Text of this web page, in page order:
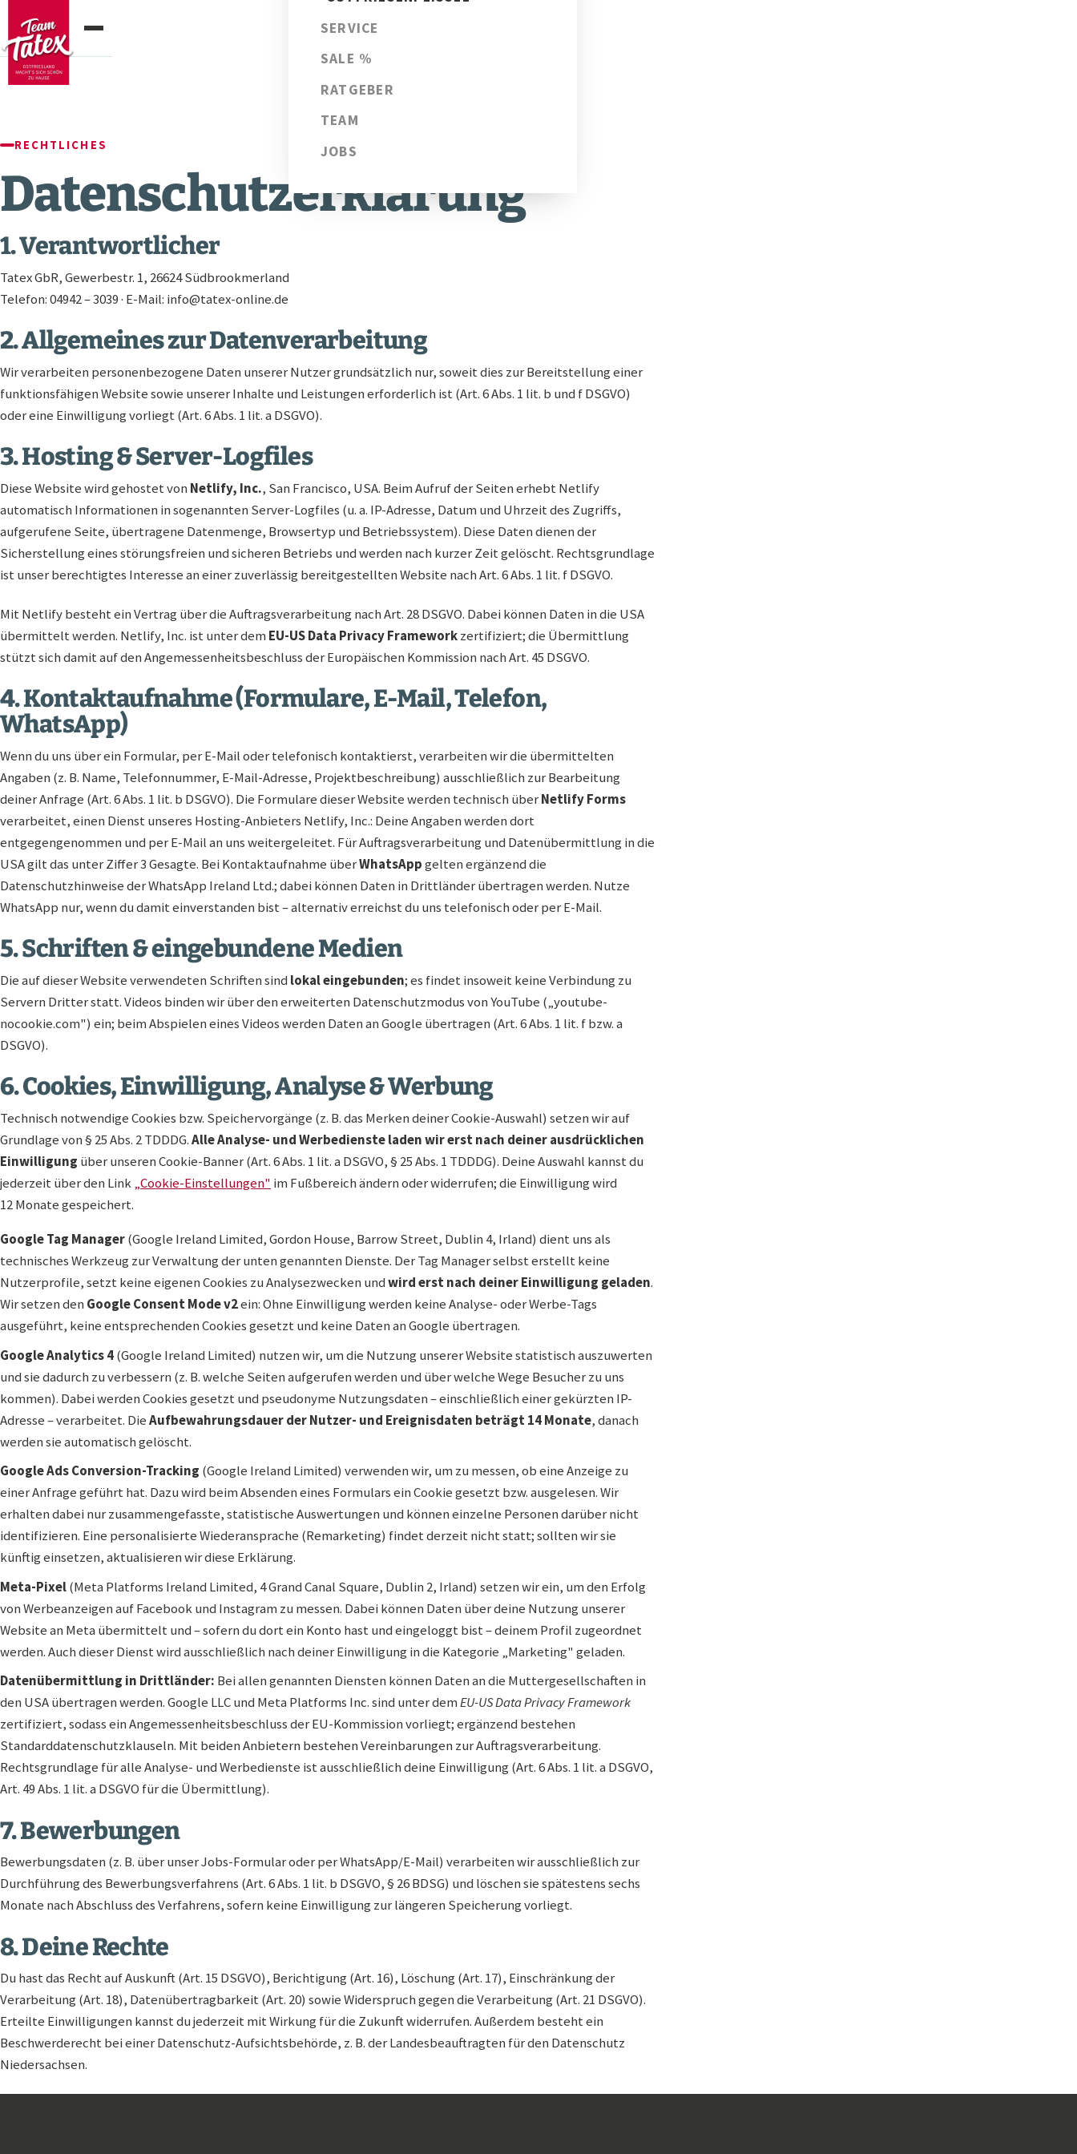
SERVICE
SALE %
RATGEBER
TEAM
JOBS
RECHTLICHES
Datenschutzerklärung
1. Verantwortlicher
Tatex GbR, Gewerbestr. 1, 26624 Südbrookmerland
Telefon: 04942 – 3039 · E-Mail: info@tatex-online.de
2. Allgemeines zur Datenverarbeitung
Wir verarbeiten personenbezogene Daten unserer Nutzer grundsätzlich nur, soweit dies zur Bereitstellung einer
funktionsfähigen Website sowie unserer Inhalte und Leistungen erforderlich ist (Art. 6 Abs. 1 lit. b und f DSGVO)
oder eine Einwilligung vorliegt (Art. 6 Abs. 1 lit. a DSGVO).
3. Hosting & Server-Logfiles
Diese Website wird gehostet von Netlify, Inc., San Francisco, USA. Beim Aufruf der Seiten erhebt Netlify
automatisch Informationen in sogenannten Server-Logfiles (u. a. IP-Adresse, Datum und Uhrzeit des Zugriffs,
aufgerufene Seite, übertragene Datenmenge, Browsertyp und Betriebssystem). Diese Daten dienen der
Sicherstellung eines störungsfreien und sicheren Betriebs und werden nach kurzer Zeit gelöscht. Rechtsgrundlage
ist unser berechtigtes Interesse an einer zuverlässig bereitgestellten Website nach Art. 6 Abs. 1 lit. f DSGVO.
Mit Netlify besteht ein Vertrag über die Auftragsverarbeitung nach Art. 28 DSGVO. Dabei können Daten in die USA
übermittelt werden. Netlify, Inc. ist unter dem EU-US Data Privacy Frameworkzertifiziert; die Übermittlung
stützt sich damit auf den Angemessenheitsbeschluss der Europäischen Kommission nach Art. 45 DSGVO.
4. Kontaktaufnahme (Formulare, E-Mail, Telefon,
WhatsApp)
Wenn du uns über ein Formular, per E-Mail oder telefonisch kontaktierst, verarbeiten wir die übermittelten
Angaben (z. B. Name, Telefonnummer, E-Mail-Adresse, Projektbeschreibung) ausschließlich zur Bearbeitung
deiner Anfrage (Art. 6 Abs. 1 lit. b DSGVO). Die Formulare dieser Website werden technisch überNetlify Forms
verarbeitet, einen Dienst unseres Hosting-Anbieters Netlify, Inc.: Deine Angaben werden dort
entgegengenommen und per E-Mail an uns weitergeleitet. Für Auftragsverarbeitung und Datenübermittlung in die
USA gilt das unter Ziffer 3 Gesagte. Bei Kontaktaufnahme überWhatsAppgelten ergänzend die
Datenschutzhinweise der WhatsApp Ireland Ltd.; dabei können Daten in Drittländer übertragen werden. Nutze
WhatsApp nur, wenn du damit einverstanden bist – alternativ erreichst du uns telefonisch oder per E-Mail.
5. Schriften & eingebundene Medien
Die auf dieser Website verwendeten Schriften sind lokal eingebunden; es findet insoweit keine Verbindung zu
Servern Dritter statt. Videos binden wir über den erweiterten Datenschutzmodus von YouTube („youtube-
nocookie.com") ein; beim Abspielen eines Videos werden Daten an Google übertragen (Art. 6 Abs. 1 lit. f bzw. a
DSGVO).
6. Cookies, Einwilligung, Analyse & Werbung
Technisch notwendige Cookies bzw. Speichervorgänge (z. B. das Merken deiner Cookie-Auswahl) setzen wir auf
Grundlage von § 25 Abs. 2 TDDDG.Alle Analyse- und Werbedienste laden wir erst nach deiner ausdrücklichen
Einwilligung über unseren Cookie-Banner (Art. 6 Abs. 1 lit. a DSGVO, § 25 Abs. 1 TDDDG). Deine Auswahl kannst du
jederzeit über den Link„Cookie-Einstellungen" im Fußbereich ändern oder widerrufen; die Einwilligung wird
12 Monate gespeichert.
Google Tag Manager(Google Ireland Limited, Gordon House, Barrow Street, Dublin 4, Irland) dient uns als
technisches Werkzeug zur Verwaltung der unten genannten Dienste. Der Tag Manager selbst erstellt keine
Nutzerprofile, setzt keine eigenen Cookies zu Analysezwecken undwird erst nach deiner Einwilligung geladen.
Wir setzen den Google Consent Mode v2ein: Ohne Einwilligung werden keine Analyse- oder Werbe-Tags
ausgeführt, keine entsprechenden Cookies gesetzt und keine Daten an Google übertragen.
Google Analytics 4(Google Ireland Limited) nutzen wir, um die Nutzung unserer Website statistisch auszuwerten
und sie dadurch zu verbessern (z. B. welche Seiten aufgerufen werden und über welche Wege Besucher zu uns
kommen). Dabei werden Cookies gesetzt und pseudonyme Nutzungsdaten – einschließlich einer gekürzten IP-
Adresse – verarbeitet. DieAufbewahrungsdauer der Nutzer- und Ereignisdaten beträgt 14 Monate, danach
werden sie automatisch gelöscht.
Google Ads Conversion-Tracking (Google Ireland Limited) verwenden wir, um zu messen, ob eine Anzeige zu
einer Anfrage geführt hat. Dazu wird beim Absenden eines Formulars ein Cookie gesetzt bzw. ausgelesen. Wir
erhalten dabei nur zusammengefasste, statistische Auswertungen und können einzelne Personen darüber nicht
identifizieren. Eine personalisierte Wiederansprache (Remarketing) findet derzeit nicht statt; sollten wir sie
künftig einsetzen, aktualisieren wir diese Erklärung.
Meta-Pixel(Meta Platforms Ireland Limited, 4 Grand Canal Square, Dublin 2, Irland) setzen wir ein, um den Erfolg
von Werbeanzeigen auf Facebook und Instagram zu messen. Dabei können Daten über deine Nutzung unserer
Website an Meta übermittelt und – sofern du dort ein Konto hast und eingeloggt bist – deinem Profil zugeordnet
werden. Auch dieser Dienst wird ausschließlich nach deiner Einwilligung in die Kategorie „Marketing" geladen.
Datenübermittlung in Drittländer: Bei allen genannten Diensten können Daten an die Muttergesellschaften in
den USA übertragen werden. Google LLC und Meta Platforms Inc. sind unter demEU-US Data Privacy Framework
zertifiziert, sodass ein Angemessenheitsbeschluss der EU-Kommission vorliegt; ergänzend bestehen
Standarddatenschutzklauseln. Mit beiden Anbietern bestehen Vereinbarungen zur Auftragsverarbeitung.
Rechtsgrundlage für alle Analyse- und Werbedienste ist ausschließlich deine Einwilligung (Art. 6 Abs. 1 lit. a DSGVO,
Art. 49 Abs. 1 lit. a DSGVO für die Übermittlung).
7. Bewerbungen
Bewerbungsdaten (z. B. über unser Jobs-Formular oder per WhatsApp/E-Mail) verarbeiten wir ausschließlich zur
Durchführung des Bewerbungsverfahrens (Art. 6 Abs. 1 lit. b DSGVO, § 26 BDSG) und löschen sie spätestens sechs
Monate nach Abschluss des Verfahrens, sofern keine Einwilligung zur längeren Speicherung vorliegt.
8. Deine Rechte
Du hast das Recht auf Auskunft (Art. 15 DSGVO), Berichtigung (Art. 16), Löschung (Art. 17), Einschränkung der
Verarbeitung (Art. 18), Datenübertragbarkeit (Art. 20) sowie Widerspruch gegen die Verarbeitung (Art. 21 DSGVO).
Erteilte Einwilligungen kannst du jederzeit mit Wirkung für die Zukunft widerrufen. Außerdem besteht ein
Beschwerderecht bei einer Datenschutz-Aufsichtsbehörde, z. B. der Landesbeauftragten für den Datenschutz
Niedersachsen.